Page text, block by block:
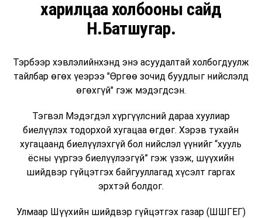
харилцаа холбооны сайд
Н.Батшугар.
Тэрбээр хэвлэлийнхэнд энэ асуудалтай холбогдуулж
тайлбар өгөх үеэрээ "Өргөө зочид буудлыг нийслэлд
өгөхгүй" гэж мэдэгдсэн.
Тэгвэл Мэдэгдэл хүргүүлсний дараа хуулиар
биелүүлэх тодорхой хугацаа өгдөг. Хэрэв тухайн
хугацаанд биелүүлэхгүй бол нийслэл үүнийг “хууль
ёсны үүргээ биелүүлээгүй” гэж үзэж, шүүхийн
шийдвэр гүйцэтгэх байгууллагад хүсэлт гаргах
эрхтэй болдог.
Улмаар Шүүхийн шийдвэр гүйцэтгэх газар (ШШГЕГ)